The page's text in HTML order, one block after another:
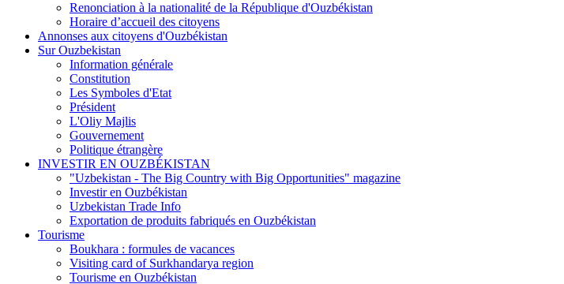
Renonciation à la nationalité de la République d'Ouzbékistan
Horaire d’accueil des citoyens
Annonses aux citoyens d'Ouzbékistan
Sur Ouzbekistan
Information générale
Constitution
Les Symboles d'Etat
Président
L'Oliy Majlis
Gouvernement
Politique étrangère
INVESTIR EN OUZBÉKISTAN
"Uzbekistan - The Big Country with Big Opportunities" magazine
Investir en Ouzbékistan
Uzbekistan Trade Info
Exportation de produits fabriqués en Ouzbékistan
Tourisme
Boukhara : formules de vacances
Visiting card of Surkhandarya region
Tourisme en Ouzbékistan